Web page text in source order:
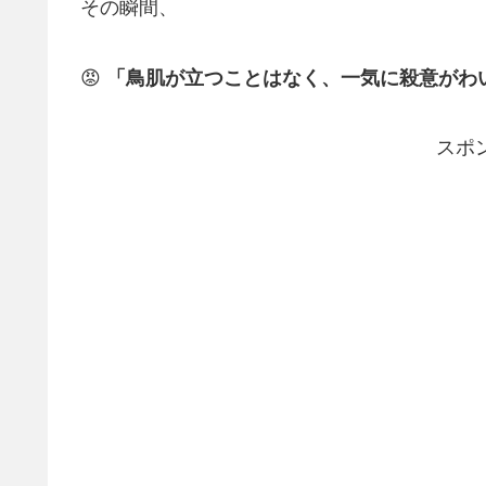
その瞬間、
😡 「鳥肌が立つことはなく、一気に殺意がわ
スポ